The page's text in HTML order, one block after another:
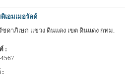
เอมเมอรัลด์
ชดาภิเษก แขวง ดินแดง เขต ดินแดง กทม.
:
: